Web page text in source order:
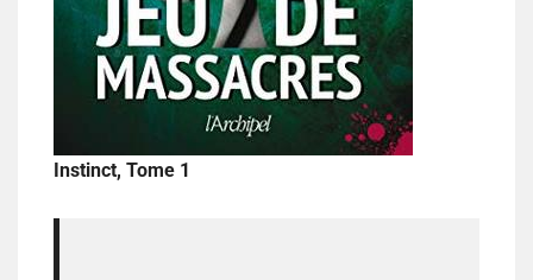
Instinct, Tome 1